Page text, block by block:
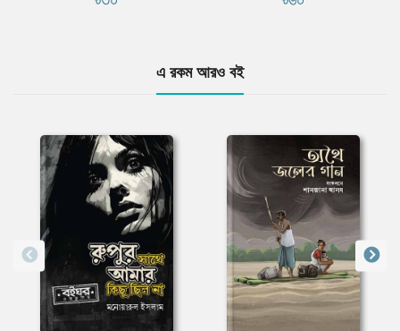
এ রকম আরও বই